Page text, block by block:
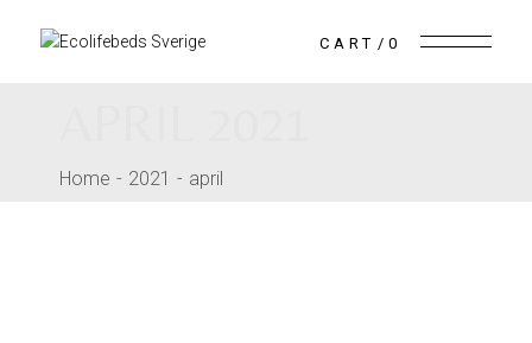
CART 0
Home 2021 april